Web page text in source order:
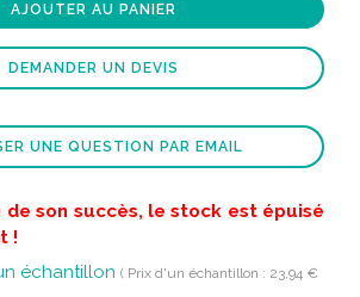
AJOUTER AU PANIER
DEMANDER UN DEVIS
UNE QUESTION PAR EMAIL
son succès, le stock est épuisé
!
échantillon ( Prix d'un échantillon : 23,94 €